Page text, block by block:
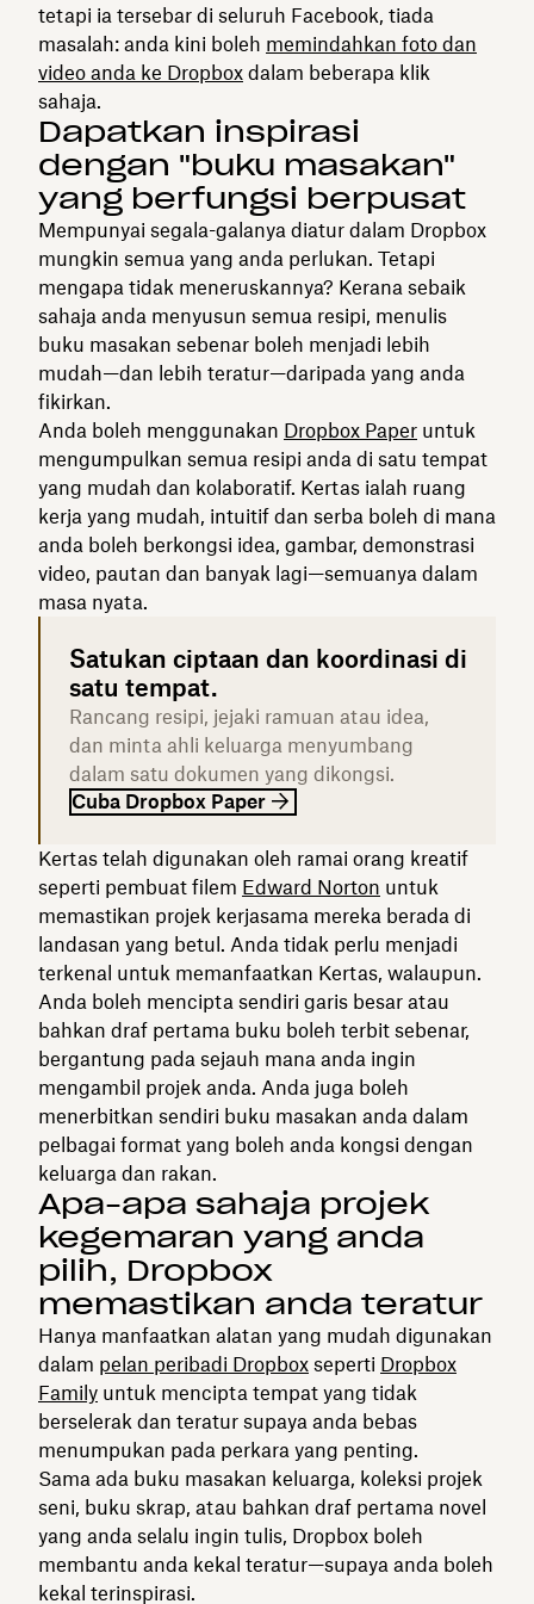
tetapi ia tersebar di seluruh Facebook, tiada
masalah: anda kini boleh memindahkan foto dan
video anda ke Dropbox dalam beberapa klik
sahaja.
Dapatkan inspirasi
dengan "buku masakan"
yang berfungsi berpusat
Mempunyai segala-galanya diatur dalam Dropbox
mungkin semua yang anda perlukan. Tetapi
mengapa tidak meneruskannya? Kerana sebaik
sahaja anda menyusun semua resipi, menulis
buku masakan sebenar boleh menjadi lebih
mudah—dan lebih teratur—daripada yang anda
fikirkan.
Anda boleh menggunakan Dropbox Paper untuk
mengumpulkan semua resipi anda di satu tempat
yang mudah dan kolaboratif. Kertas ialah ruang
kerja yang mudah, intuitif dan serba boleh di mana
anda boleh berkongsi idea, gambar, demonstrasi
video, pautan dan banyak lagi—semuanya dalam
masa nyata.
Satukan ciptaan dan koordinasi di
satu tempat.
Rancang resipi, jejaki ramuan atau idea,
dan minta ahli keluarga menyumbang
dalam satu dokumen yang dikongsi.
Cuba Dropbox Paper
Kertas telah digunakan oleh ramai orang kreatif
seperti pembuat filem Edward Norton untuk
memastikan projek kerjasama mereka berada di
landasan yang betul. Anda tidak perlu menjadi
terkenal untuk memanfaatkan Kertas, walaupun.
Anda boleh mencipta sendiri garis besar atau
bahkan draf pertama buku boleh terbit sebenar,
bergantung pada sejauh mana anda ingin
mengambil projek anda. Anda juga boleh
menerbitkan sendiri buku masakan anda dalam
pelbagai format yang boleh anda kongsi dengan
keluarga dan rakan.
Apa-apa sahaja projek
kegemaran yang anda
pilih, Dropbox
memastikan anda teratur
Hanya manfaatkan alatan yang mudah digunakan
dalam pelan peribadi Dropbox seperti Dropbox
Family untuk mencipta tempat yang tidak
berselerak dan teratur supaya anda bebas
menumpukan pada perkara yang penting.
Sama ada buku masakan keluarga, koleksi projek
seni, buku skrap, atau bahkan draf pertama novel
yang anda selalu ingin tulis, Dropbox boleh
membantu anda kekal teratur—supaya anda boleh
kekal terinspirasi.